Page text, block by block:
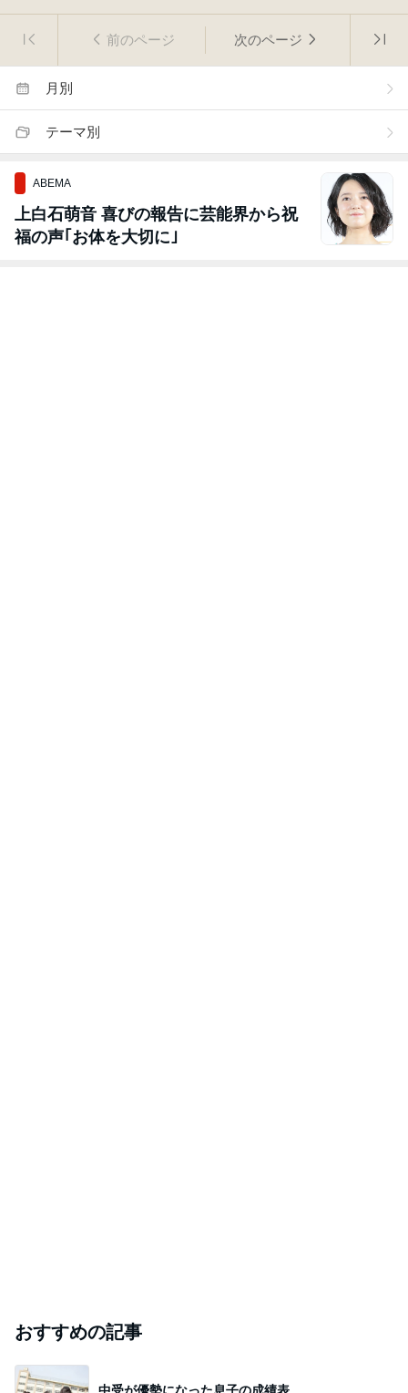
前のページ 次のページ
月別
テーマ別
ABEMA
上白石萌音 喜びの報告に芸能界から祝
福の声｢お体を大切に｣
おすすめの記事